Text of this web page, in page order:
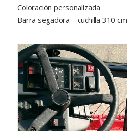
Coloración personalizada
Barra segadora – cuchilla 310 cm